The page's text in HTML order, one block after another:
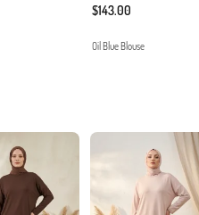
$143.00
Oil Blue Blouse